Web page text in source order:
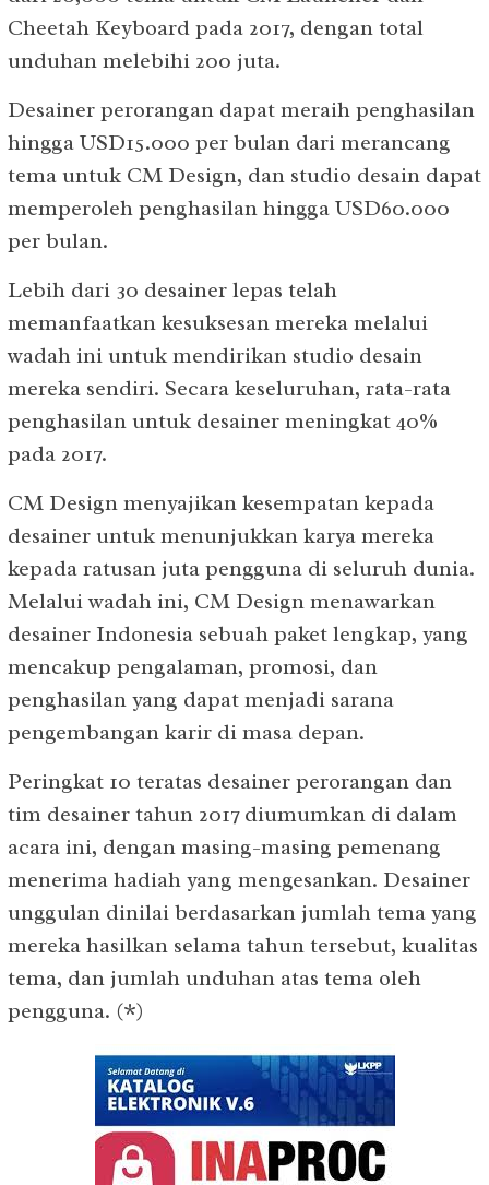
Cheetah Keyboard pada 2017, dengan total
unduhan melebihi 200 juta.
Desainer perorangan dapat meraih penghasilan
hingga USD15.000 per bulan dari merancang
tema untuk CM Design, dan studio desain dapat
memperoleh penghasilan hingga USD60.000
per bulan.
Lebih dari 30 desainer lepas telah
memanfaatkan kesuksesan mereka melalui
wadah ini untuk mendirikan studio desain
mereka sendiri. Secara keseluruhan, rata-rata
penghasilan untuk desainer meningkat 40%
pada 2017.
CM Design menyajikan kesempatan kepada
desainer untuk menunjukkan karya mereka
kepada ratusan juta pengguna di seluruh dunia.
Melalui wadah ini, CM Design menawarkan
desainer Indonesia sebuah paket lengkap, yang
mencakup pengalaman, promosi, dan
penghasilan yang dapat menjadi sarana
pengembangan karir di masa depan.
Peringkat 10 teratas desainer perorangan dan
tim desainer tahun 2017 diumumkan di dalam
acara ini, dengan masing-masing pemenang
menerima hadiah yang mengesankan. Desainer
unggulan dinilai berdasarkan jumlah tema yang
mereka hasilkan selama tahun tersebut, kualitas
tema, dan jumlah unduhan atas tema oleh
pengguna. (*)